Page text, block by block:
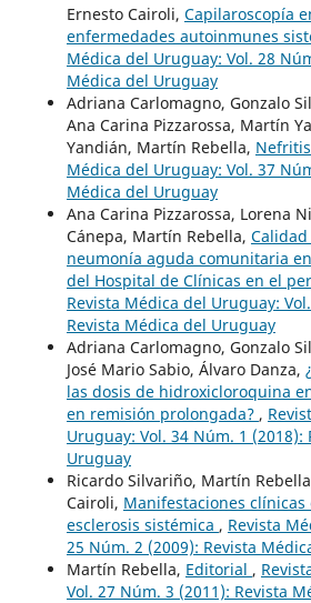
Ernesto Cairoli, Capilaroscopía
enfermedades autoinmunes
Médica del Uruguay: Vol. 28
Médica del Uruguay
Adriana Carlomagno, Gonzalo
Ana Carina Pizzarossa, Martín
Yandián, Martín Rebella,
Médica del Uruguay: Vol. 37
Médica del Uruguay
Ana Carina Pizzarossa, Lorena
Cánepa, Martín Rebella,
neumonía aguda comunitaria
del Hospital de Clínicas en el
Revista Médica del Uruguay:
Revista Médica del Uruguay
Adriana Carlomagno, Gonzalo
José Mario Sabio, Álvaro Danza,
las dosis de hidroxicloroquina
en remisión prolongada? ,
Uruguay: Vol. 34 Núm. 1 (2018):
Uruguay
Ricardo Silvariño, Martín
Cairoli, Manifestaciones clínicas
esclerosis sistémica , Revista
25 Núm. 2 (2009): Revista
Martín Rebella, Editorial ,
Vol. 27 Núm. 3 (2011): Revista